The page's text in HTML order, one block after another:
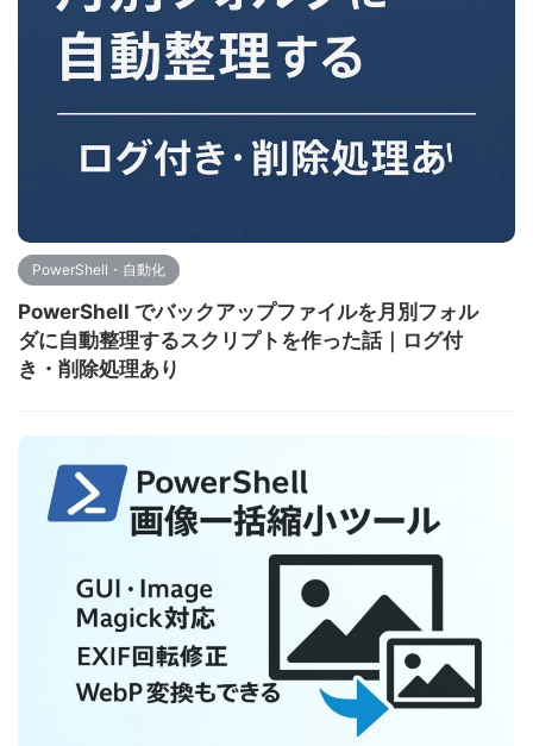
PowerShell・自動化
PowerShell でバックアップファイルを月別フォル
ダに自動整理するスクリプトを作った話｜ログ付
き・削除処理あり